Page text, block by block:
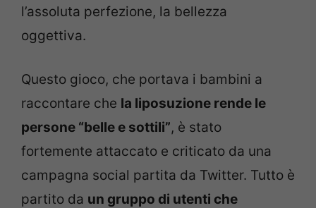
l’assoluta perfezione, la bellezza
oggettiva.
Questo gioco, che portava i bambini a
raccontare che la liposuzione rende le
persone “belle e sottili”, è stato
fortemente attaccato e criticato da una
campagna social partita da Twitter. Tutto è
partito da un gruppo di utenti che